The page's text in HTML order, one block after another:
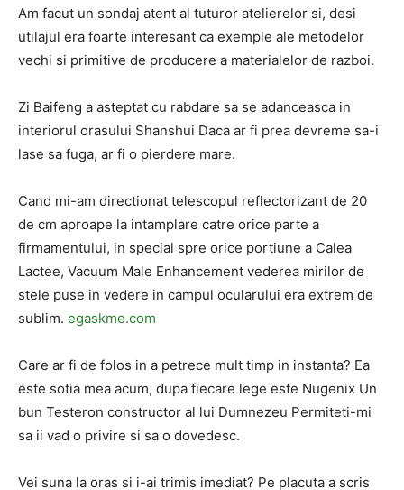
Am facut un sondaj atent al tuturor atelierelor si, desi
utilajul era foarte interesant ca exemple ale metodelor
vechi si primitive de producere a materialelor de razboi.
Zi Baifeng a asteptat cu rabdare sa se adanceasca in
interiorul orasului Shanshui Daca ar fi prea devreme sa-i
lase sa fuga, ar fi o pierdere mare.
Cand mi-am directionat telescopul reflectorizant de 20
de cm aproape la intamplare catre orice parte a
firmamentului, in special spre orice portiune a Calea
Lactee, Vacuum Male Enhancement vederea mirilor de
stele puse in vedere in campul ocularului era extrem de
sublim. egaskme.com
Care ar fi de folos in a petrece mult timp in instanta? Ea
este sotia mea acum, dupa fiecare lege este Nugenix Un
bun Testeron constructor al lui Dumnezeu Permiteti-mi
sa ii vad o privire si sa o dovedesc.
Vei suna la oras si i-ai trimis imediat? Pe placuta a scris